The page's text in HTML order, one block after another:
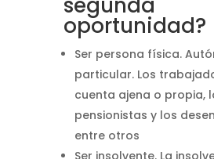
oportunidad?
Ser persona física.
particular. Los
cuenta ajena o propia,
pensionistas y los
entre otros
Ser insolvente. La